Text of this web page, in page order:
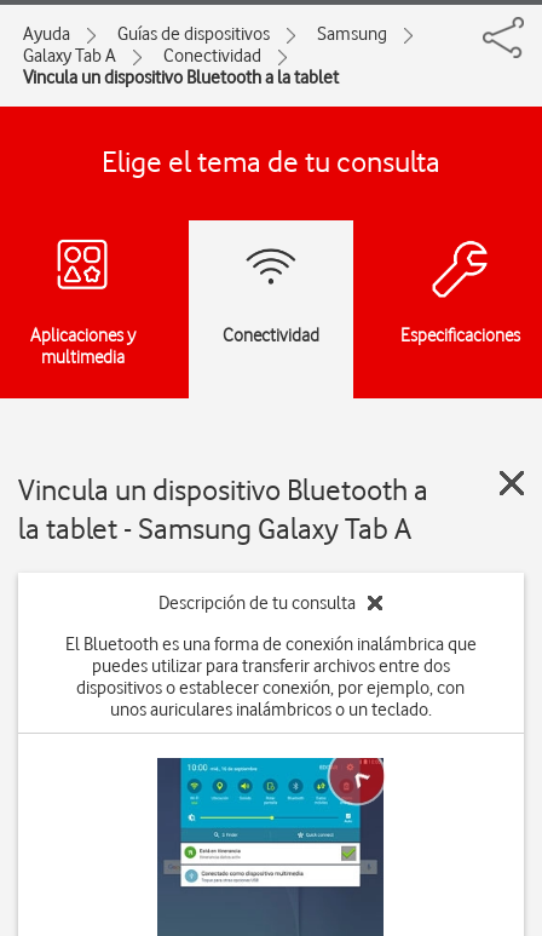
Ayuda Guías de dispositivos
Samsung
Galaxy Tab A
Conectividad
Vincula un dispositivo Bluetooth a la tablet
Elige el tema de tu consulta
Aplicaciones y
multimedia
Conectividad Especificaciones
Vincula un dispositivo Bluetooth a
la tablet - Samsung Galaxy Tab A
Descripción de tu consulta
El Bluetooth es una forma de conexión inalámbrica que
puedes utilizar para transferir archivos entre dos
dispositivos o establecer conexión, por ejemplo, con
unos auriculares inalámbricos o un teclado.